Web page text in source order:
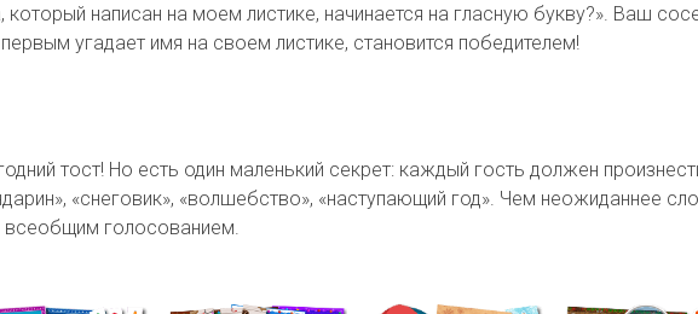
написан на моем листике, начинается на гласную букву?». Ваш
угадает имя на своем листике, становится победителем!
тост! Но есть один маленький секрет: каждый гость должен
«снеговик», «волшебство», «наступающий год». Чем неожиданнее
всеобщим голосованием.